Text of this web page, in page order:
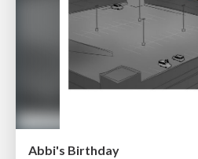
Abbi's Birthday